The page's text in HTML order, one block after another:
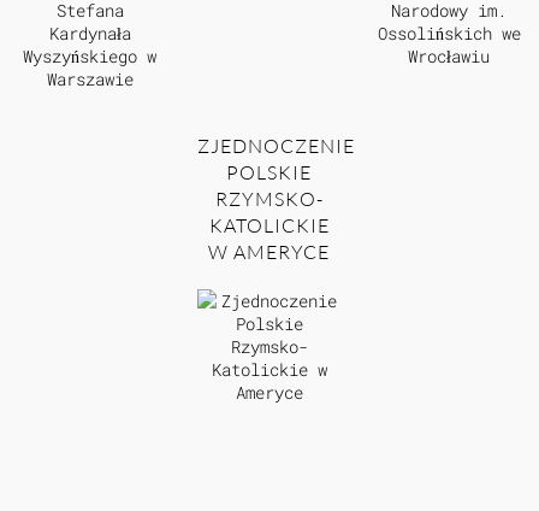
ZJEDNOCZENIE
POLSKIE
RZYMSKO-
KATOLICKIE
W AMERYCE